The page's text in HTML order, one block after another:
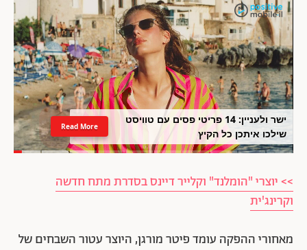
ישר ולעניין: 14 פריטי פסים עם טוויסט
שילכו איתכן כל הקיץ
Read More
>> יוצרי "הומלנד" וקלייר דיינס בסדרת מתח חדשה
וקרינג'ית
מאחורי ההפקה עומד פיטר מורגן, היוצר עטור השבחים של